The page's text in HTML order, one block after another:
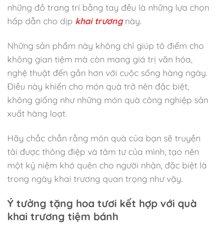
những đồ trang trí bằng tay đều là những lựa chọn
hấp dẫn cho dịp khai trươngnày.
Những sản phẩm này không chỉ giúp tô điểm cho
không gian tiệm mà còn mang giá trị văn hóa,
nghệ thuật đến gần hơn với cuộc sống hàng ngày.
Điều này khiến cho món quà trở nên đặc biệt,
không giống như những món quà công nghiệp sản
xuất hàng loạt.
Hãy chắc chắn rằng món quà của bạn sẽ truyền
tải được thông điệp và tâm tư của mình, tạo nên
một kỷ niệm khó quên cho người nhận, đặc biệt là
trong ngày khai trương quan trọng như vậy.
Ý tưởng tặng hoa tươi kết hợp với quà
khai trương tiệm bánh